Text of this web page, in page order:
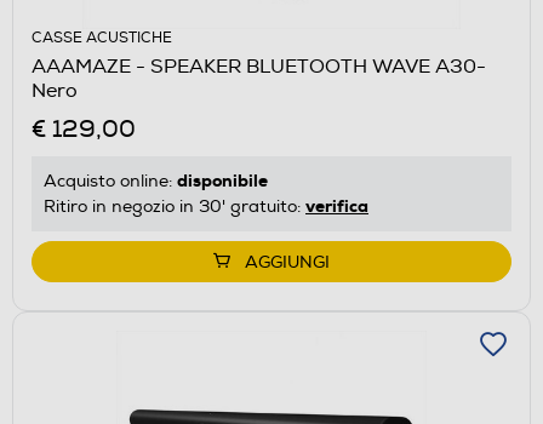
CASSE ACUSTICHE
AAAMAZE - SPEAKER BLUETOOTH WAVE A30-
Nero
€ 129,00
Acquisto online: disponibile
Ritiro in negozio in 30' gratuito: verifica
AGGIUNGI